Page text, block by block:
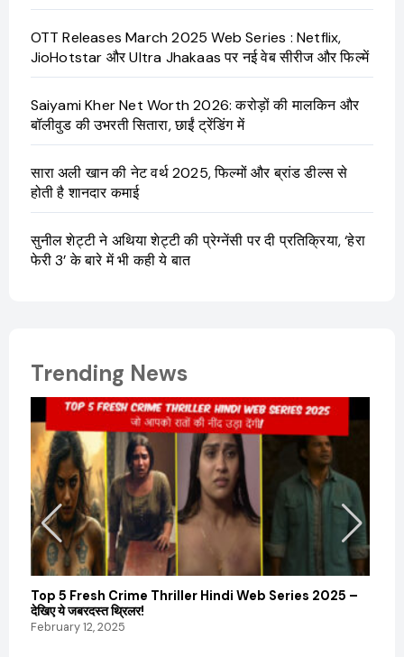
OTT Releases March 2025 Web Series : Netflix,
JioHotstar और Ultra Jhakaas पर नई वेब सीरीज और फिल्में
Saiyami Kher Net Worth 2026: करोड़ों की मालकिन और
बॉलीवुड की उभरती सितारा, छाईं ट्रेंडिंग में
सारा अली खान की नेट वर्थ 2025, फिल्मों और ब्रांड डील्स से
होती है शानदार कमाई
सुनील शेट्टी ने अथिया शेट्टी की प्रेग्नेंसी पर दी प्रतिक्रिया, ‘हेरा
फेरी 3’ के बारे में भी कही ये बात
Trending News
Top 5 Fresh Crime Thriller Hindi Web Series 2025 –
देखिए ये जबरदस्त थ्रिलर!
February 12, 2025